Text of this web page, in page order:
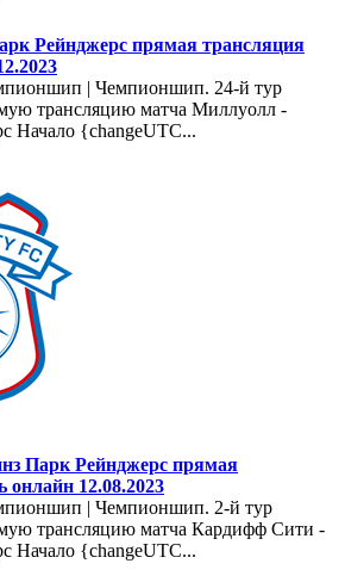
Рейнджерс прямая трансляция
| Чемпионшип. 24-й тур
трансляцию матча Миллуолл -
Начало {changeUTC...
Парк Рейнджерс прямая
онлайн 12.08.2023
| Чемпионшип. 2-й тур
трансляцию матча Кардифф Сити -
Начало {changeUTC...